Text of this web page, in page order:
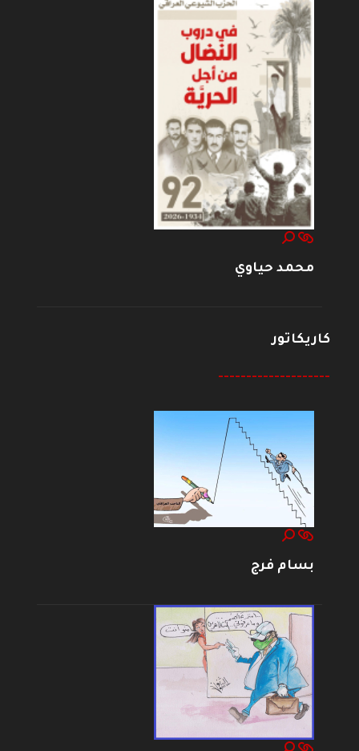
محمد حياوي
كاريكاتور
--------------------
بسام فرج